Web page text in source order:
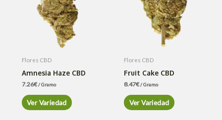
Flores CBD
Amnesia Haze CBD
7.26€/ Gramo
Ver Variedad
Flores CBD
Fruit Cake CBD
8.47€/ Gramo
Ver Variedad